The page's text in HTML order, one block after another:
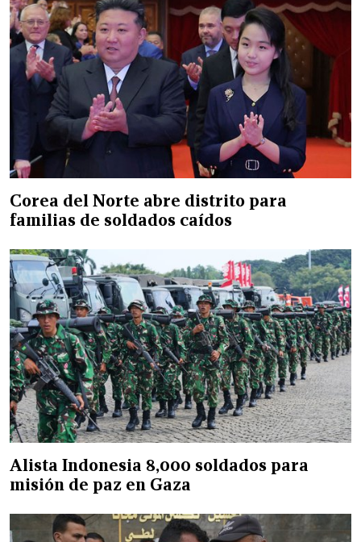
Corea del Norte abre distrito para
familias de soldados caídos
Alista Indonesia 8,000 soldados para
misión de paz en Gaza